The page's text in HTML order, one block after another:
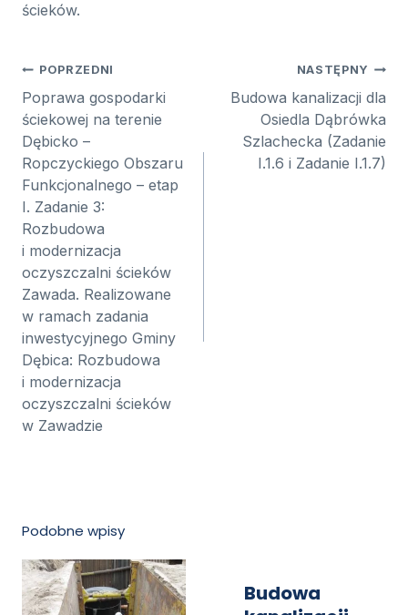
ścieków.
Nawigacja
wpisu
POPRZEDNI
Poprawa gospodarki
ściekowej na terenie
Dębicko –
Ropczyckiego Obszaru
Funkcjonalnego – etap
I. Zadanie 3:
Rozbudowa
i modernizacja
oczyszczalni ścieków
Zawada. Realizowane
w ramach zadania
inwestycyjnego Gminy
Dębica: Rozbudowa
i modernizacja
oczyszczalni ścieków
w Zawadzie
NASTĘPNY
Budowa kanalizacji dla
Osiedla Dąbrówka
Szlachecka (Zadanie
I.1.6 i Zadanie I.1.7)
Podobne wpisy
Budowa